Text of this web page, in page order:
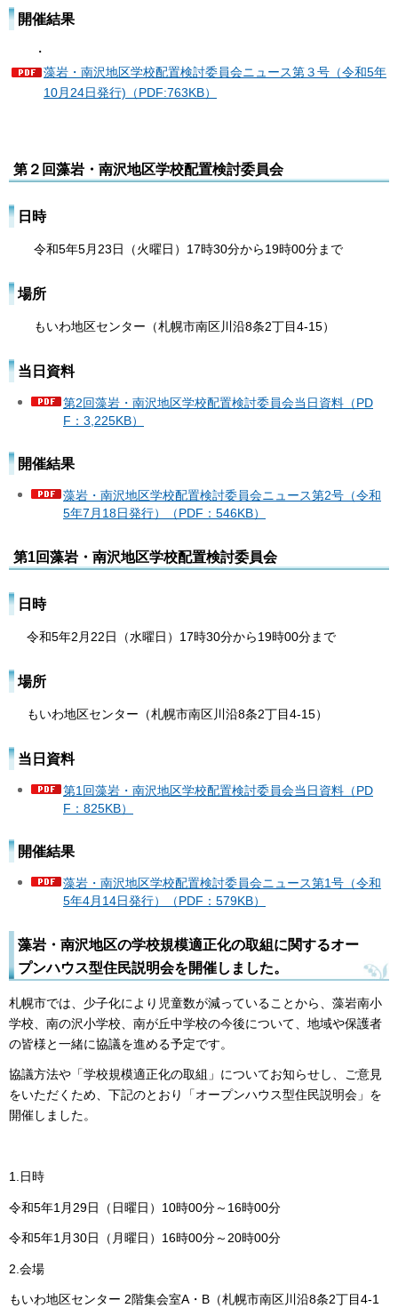
開催結果
・
藻岩・南沢地区学校配置検討委員会ニュース第３号（令和5年
10月24日発行)（PDF:763KB）
第２回藻岩・南沢地区学校配置検討委員会
日時
令和5年5月23日（火曜日）17時30分から19時00分まで
場所
もいわ地区センター（札幌市南区川沿8条2丁目4-15）
当日資料
第2回藻岩・南沢地区学校配置検討委員会当日資料（PD
F：3,225KB）
開催結果
藻岩・南沢地区学校配置検討委員会ニュース第2号（令和
5年7月18日発行）（PDF：546KB）
第1回藻岩・南沢地区学校配置検討委員会
日時
令和5年2月22日（水曜日）17時30分から19時00分まで
場所
もいわ地区センター（札幌市南区川沿8条2丁目4-15）
当日資料
第1回藻岩・南沢地区学校配置検討委員会当日資料（PD
F：825KB）
開催結果
藻岩・南沢地区学校配置検討委員会ニュース第1号（令和
5年4月14日発行）（PDF：579KB）
藻岩・南沢地区の学校規模適正化の取組に関するオー
プンハウス型住民説明会を開催しました。
札幌市では、少子化により児童数が減っていることから、藻岩南小
学校、南の沢小学校、南が丘中学校の今後について、地域や保護者
の皆様と一緒に協議を進める予定です。
協議方法や「学校規模適正化の取組」についてお知らせし、ご意見
をいただくため、下記のとおり「オープンハウス型住民説明会」を
開催しました。
1.日時
令和5年1月29日（日曜日）10時00分～16時00分
令和5年1月30日（月曜日）16時00分～20時00分
2.会場
もいわ地区センター 2階集会室A・B（札幌市南区川沿8条2丁目4-1